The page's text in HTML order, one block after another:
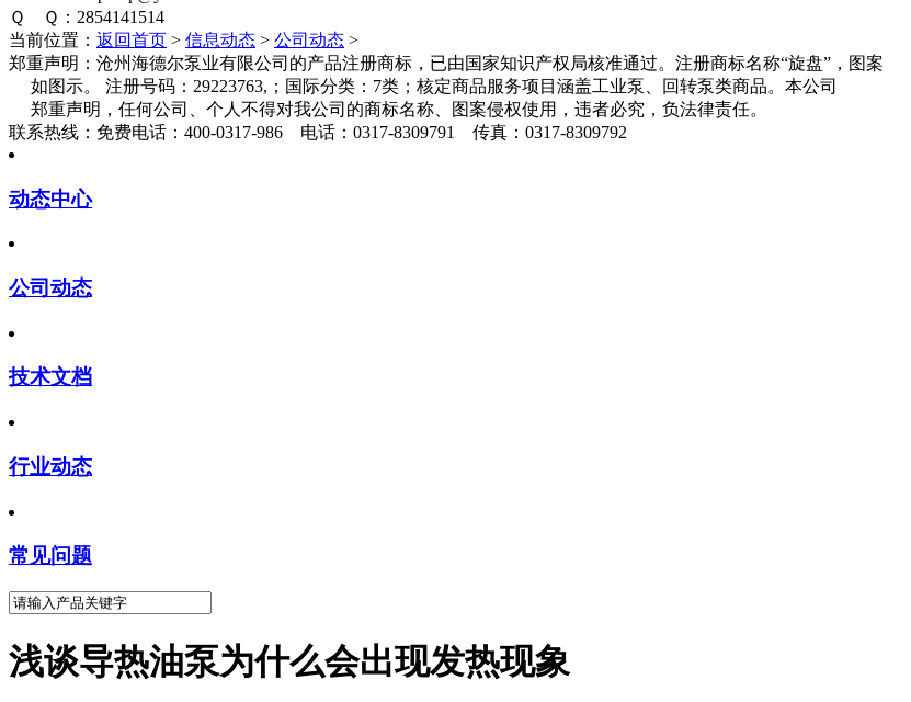
Ｑ Ｑ：2854141514
当前位置： 返回首页 > 信息动态 > 公司动态 >
郑重声明： 沧州海德尔泵业有限公司的产品注册商标，已由国家知识产权局核准通过。注册商标名称“旋盘”，图案
如图示。 注册号码：29223763,；国际分类：7类；核定商品服务项目涵盖工业泵、回转泵类商品。本公司
郑重声明，任何公司、个人不得对我公司的商标名称、图案侵权使用，违者必究，负法律责任。
联系热线： 免费电话：400-0317-986 电话：0317-8309791 传真：0317-8309792
动态中心
公司动态
技术文档
行业动态
常见问题
浅谈导热油泵为什么会出现发热现象